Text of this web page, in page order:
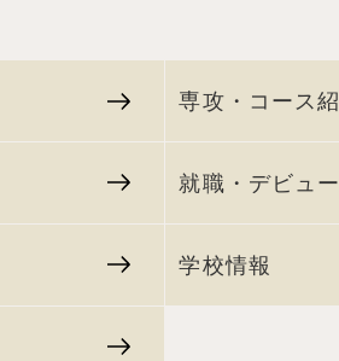
専攻・コース
就職・デビュー
学校情報